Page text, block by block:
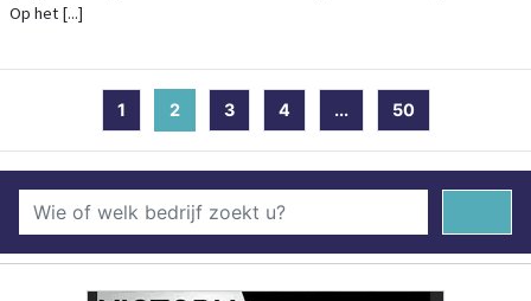
Op het [...]
1 2(current)
3 4 ... 50